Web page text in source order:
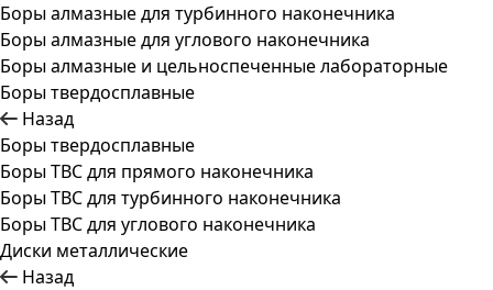
Боры алмазные для турбинного наконечника
Боры алмазные для углового наконечника
Боры алмазные и цельноспеченные лабораторные
Боры твердосплавные
Назад
Боры твердосплавные
Боры ТВС для прямого наконечника
Боры ТВС для турбинного наконечника
Боры ТВС для углового наконечника
Диски металлические
Назад